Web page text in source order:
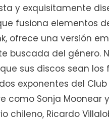
y exquisitamente
fusiona elementos
ofrece una versión
buscada del género.
sus discos sean los
exponentes del
como Sonja Moonear
chileno, Ricardo